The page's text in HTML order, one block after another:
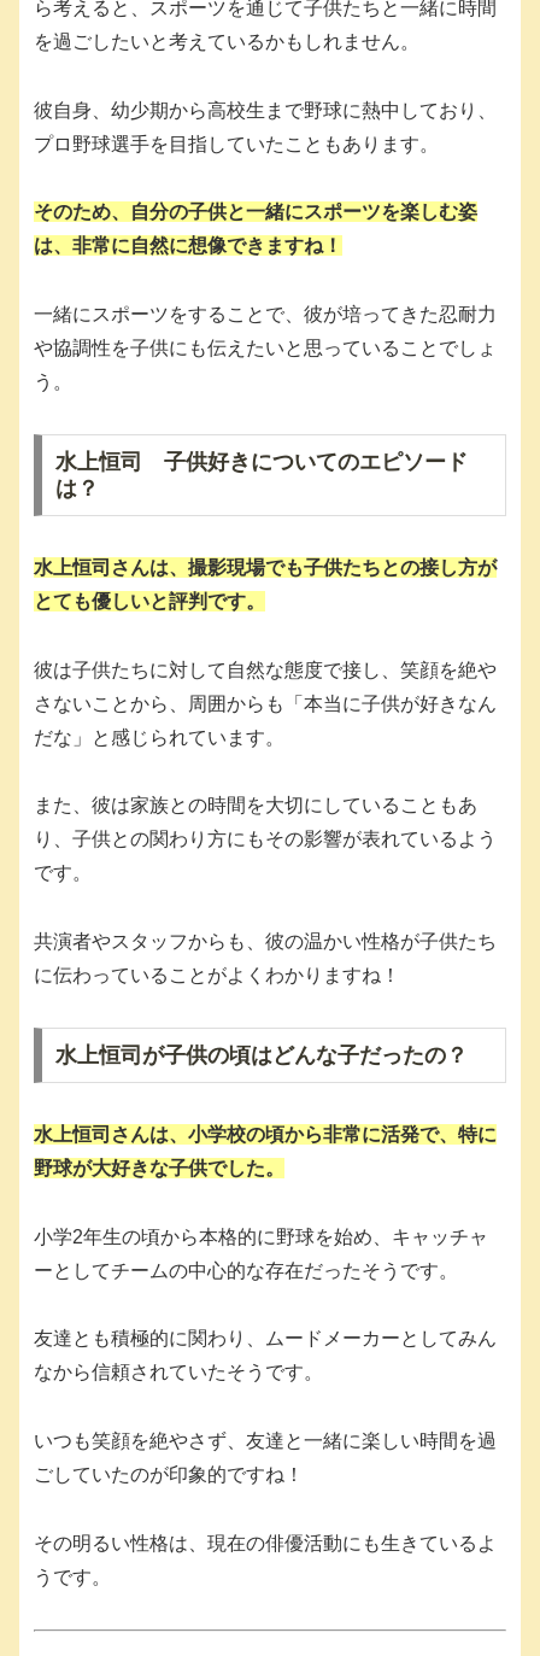
ら考えると、スポーツを通じて子供たちと一緒に時間
を過ごしたいと考えているかもしれません。
彼自身、幼少期から高校生まで野球に熱中しており、
プロ野球選手を目指していたこともあります。
そのため、自分の子供と一緒にスポーツを楽しむ姿
は、非常に自然に想像できますね！
一緒にスポーツをすることで、彼が培ってきた忍耐力
や協調性を子供にも伝えたいと思っていることでしょ
う。
水上恒司 子供好きについてのエピソード
は？
水上恒司さんは、撮影現場でも子供たちとの接し方が
とても優しいと評判です。
彼は子供たちに対して自然な態度で接し、笑顔を絶や
さないことから、周囲からも「本当に子供が好きなん
だな」と感じられています。
また、彼は家族との時間を大切にしていることもあ
り、子供との関わり方にもその影響が表れているよう
です。
共演者やスタッフからも、彼の温かい性格が子供たち
に伝わっていることがよくわかりますね！
水上恒司が子供の頃はどんな子だったの？
水上恒司さんは、小学校の頃から非常に活発で、特に
野球が大好きな子供でした。
小学2年生の頃から本格的に野球を始め、キャッチャ
ーとしてチームの中心的な存在だったそうです。
友達とも積極的に関わり、ムードメーカーとしてみん
なから信頼されていたそうです。
いつも笑顔を絶やさず、友達と一緒に楽しい時間を過
ごしていたのが印象的ですね！
その明るい性格は、現在の俳優活動にも生きているよ
うです。